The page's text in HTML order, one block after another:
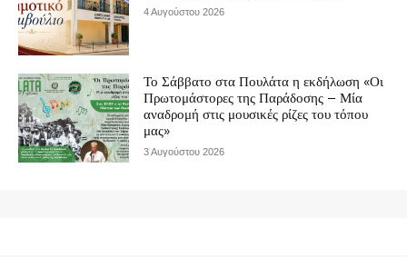
4 Αυγούστου 2026
Το Σάββατο στα Πουλάτα η εκδήλωση «Οι
Πρωτομάστορες της Παράδοσης – Μία
αναδρομή στις μουσικές ρίζες του τόπου
μας»
3 Αυγούστου 2026